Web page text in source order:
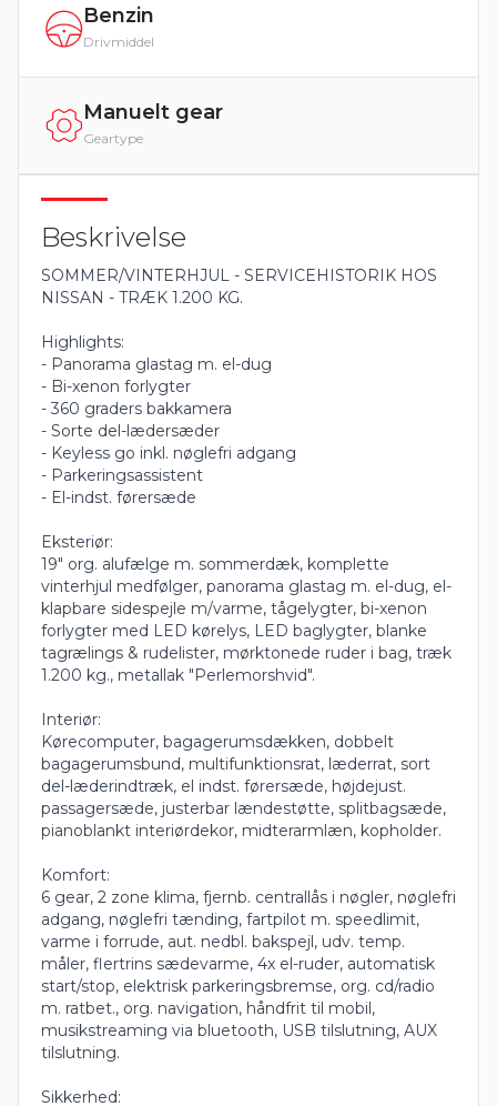
Benzin
Drivmiddel
Manuelt gear
Geartype
Beskrivelse
SOMMER/VINTERHJUL - SERVICEHISTORIK HOS
NISSAN - TRÆK 1.200 KG.
Highlights:
- Panorama glastag m. el-dug
- Bi-xenon forlygter
- 360 graders bakkamera
- Sorte del-lædersæder
- Keyless go inkl. nøglefri adgang
- Parkeringsassistent
- El-indst. førersæde
Eksteriør:
19" org. alufælge m. sommerdæk, komplette
vinterhjul medfølger, panorama glastag m. el-dug, el-
klapbare sidespejle m/varme, tågelygter, bi-xenon
forlygter med LED kørelys, LED baglygter, blanke
tagrælings & rudelister, mørktonede ruder i bag, træk
1.200 kg., metallak "Perlemorshvid".
Interiør:
Kørecomputer, bagagerumsdækken, dobbelt
bagagerumsbund, multifunktionsrat, læderrat, sort
del-læderindtræk, el indst. førersæde, højdejust.
passagersæde, justerbar lændestøtte, splitbagsæde,
pianoblankt interiørdekor, midterarmlæn, kopholder.
Komfort:
6 gear, 2 zone klima, fjernb. centrallås i nøgler, nøglefri
adgang, nøglefri tænding, fartpilot m. speedlimit,
varme i forrude, aut. nedbl. bakspejl, udv. temp.
måler, flertrins sædevarme, 4x el-ruder, automatisk
start/stop, elektrisk parkeringsbremse, org. cd/radio
m. ratbet., org. navigation, håndfrit til mobil,
musikstreaming via bluetooth, USB tilslutning, AUX
tilslutning.
Sikkerhed: